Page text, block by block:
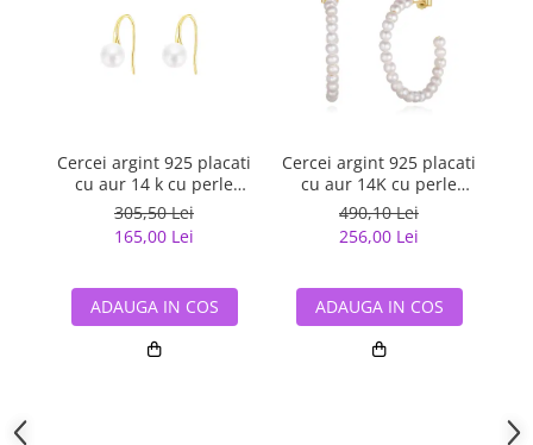
Cercei argint 925 placati
cu aur 14 k cu perle
naturale
305,50 Lei
165,00 Lei
ADAUGA IN COS
Cercei argint 925 placati
cu aur 14K cu perle
naturale
490,10 Lei
256,00 Lei
ADAUGA IN COS